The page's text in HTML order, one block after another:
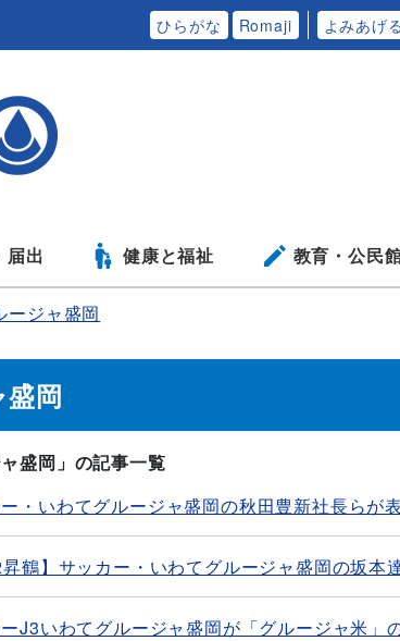
ひらがな Romaji よみあげる
届出 健康と福祉 教育・公民
ージャ盛岡
岡
盛岡」の記事一覧
・いわてグルージャ盛岡の秋田豊新社長らが
昇鶴】サッカー・いわてグルージャ盛岡の坂本
J3いわてグルージャ盛岡が「グルージャ米」